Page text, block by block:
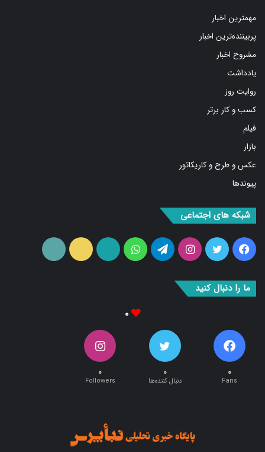
مهمترین اخبار
پربیننده‌ترین اخبار
مشروح اخبار
یادداشت
روایت روز
کسب و کار برتر
فیلم
بازار
عکس و طرح و کاریکاتور
پیوندها
شبکه های اجتماعی
فیس
توییتر اینستاگرامتلگرام واتس
آپارات ایتا
ما را دنبال کنید
۰
۰
Fans
۰
دنبال کننده‌ها
۰
Followers